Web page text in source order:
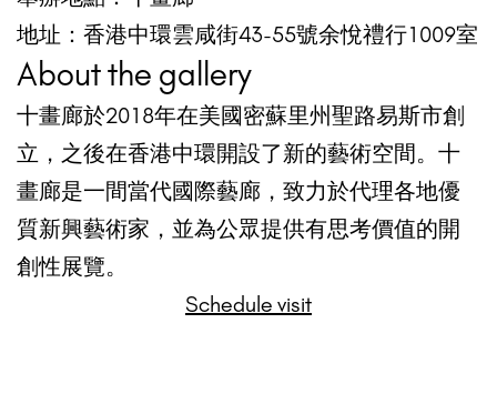
地址：香港中環雲咸街43-55號余悅禮行1009室
About the gallery
十畫廊於2018年在美國密蘇里州聖路易斯市創
立，之後在香港中環開設了新的藝術空間。十
畫廊是一間當代國際藝廊，致力於代理各地優
質新興藝術家，並為公眾提供有思考價值的開
創性展覽。
Schedule visit